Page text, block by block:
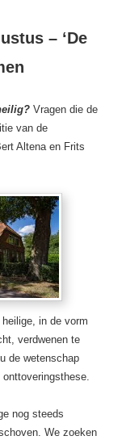
– ‘De
Vragen die de
van de
Altena en Frits
in de vorm
verdwenen te
de wetenschap
nog steeds
We zoeken